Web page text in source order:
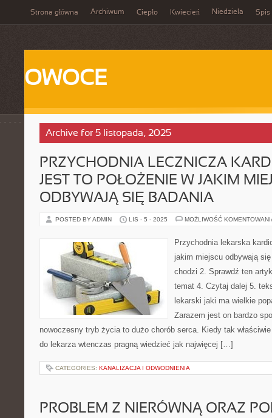
Strona główna Archiwum Ciepło Kwiecień Niedziela Spis
OWOCE
Archive for 5 listopada, 2025
PRZYCHODNIA LECZNICZA
JEST TO POŁOŻENIE W JAKIM
ODBYWAJĄ SIĘ BADANIA
POSTED BY ADMIN LIS - 5 - 2025 MOŻLIWOŚĆ
Przychodnia lekarska
jakim miejscu odbywają
chodzi 2. Sprawdź ten
temat 4. Czytaj dalej 5.
lekarski jaki ma wielkie
Zarazem jest on bardzo
nowoczesny tryb życia to dużo chorób serca. Kiedy tak
do lekarza wtenczas pragną wiedzieć jak najwięcej […]
CATEGORIES: KANALIZACJA I ODWODNIENIA
PROBLEM Z NIERÓWNĄ ORAZ